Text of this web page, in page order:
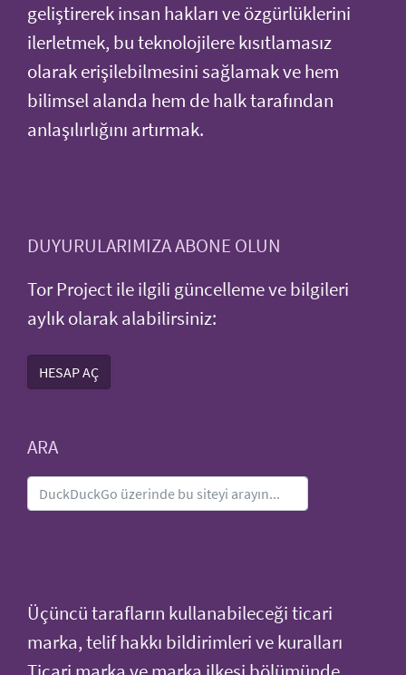
geliştirerek insan hakları ve özgürlüklerini
ilerletmek, bu teknolojilere kısıtlamasız
olarak erişilebilmesini sağlamak ve hem
bilimsel alanda hem de halk tarafından
anlaşılırlığını artırmak.
DUYURULARIMIZA ABONE OLUN
Tor Project ile ilgili güncelleme ve bilgileri
aylık olarak alabilirsiniz:
HESAP AÇ
ARA
Üçüncü tarafların kullanabileceği ticari
marka, telif hakkı bildirimleri ve kuralları